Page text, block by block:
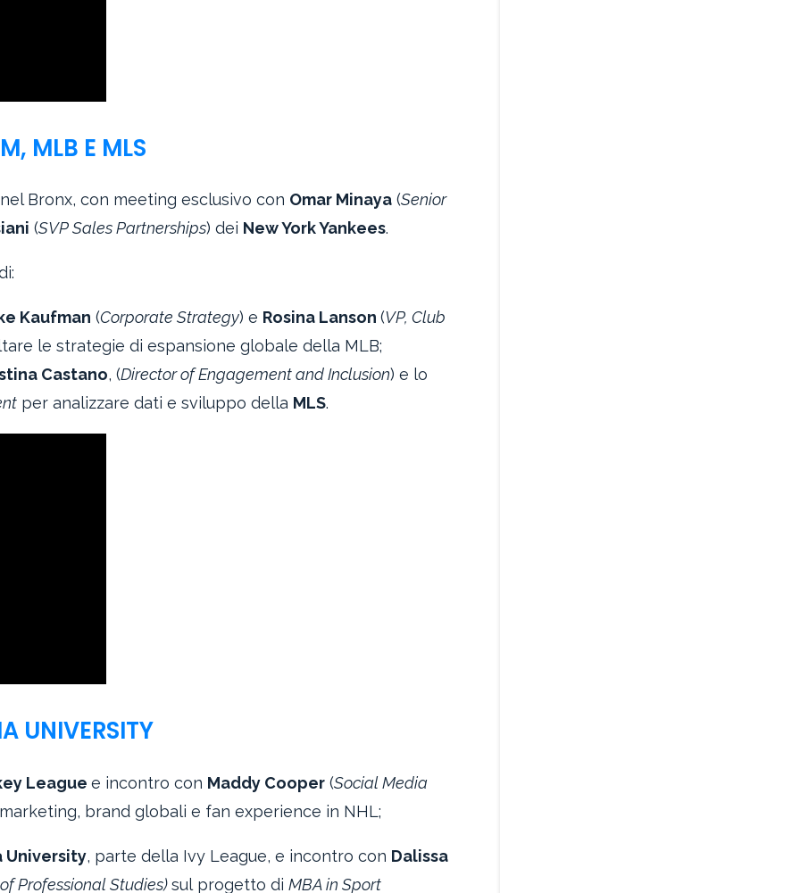
MLB E MLS
nel Bronx, con meeting esclusivo con Omar Minaya (Senior
(SVP Sales Partnerships) dei New York Yankees.
Kaufman (Corporate Strategy) e Rosina Lanson(VP, Club
le strategie di espansione globale della MLB;
Castano, (Director of Engagement and Inclusion) e lo
per analizzare dati e sviluppo della MLS.
UNIVERSITY
Leaguee incontro con Maddy Cooper (Social Media
brand globali e fan experience in NHL;
University, parte della Ivy League, e incontro con Dalissa
Professional Studies)sul progetto diMBA in Sport